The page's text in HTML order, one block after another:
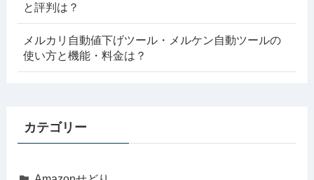
と評判は？
メルカリ自動値下げツール・メルケン自動ツールの
使い方と機能・料金は？
カテゴリー